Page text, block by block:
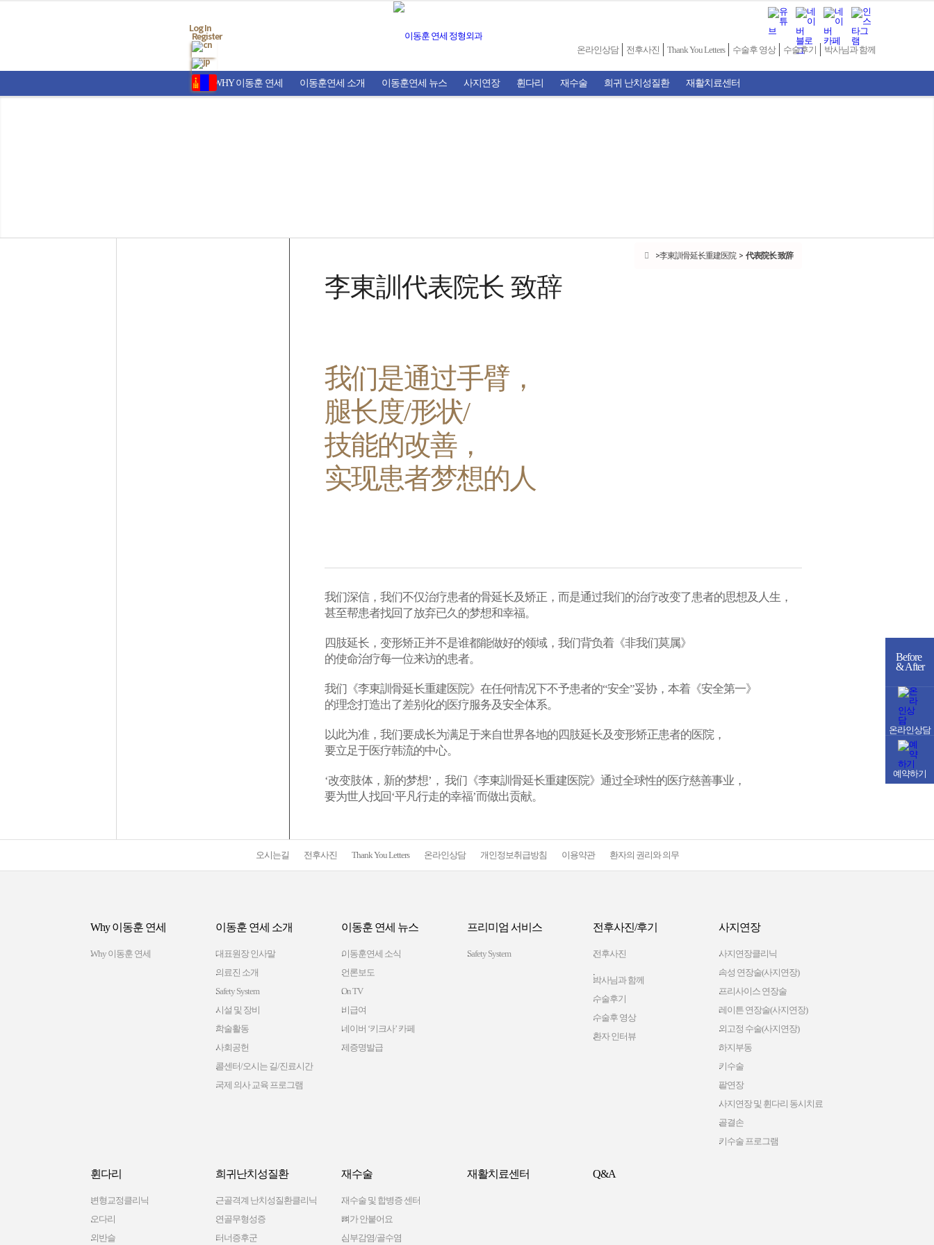
온라인상담 전후사진 Thank You Letters 수술후 영상 수술후기 박사님과 함께
Log In
Register
WHY 이동훈 연세 이동훈연세 소개 이동훈연세 뉴스 사지연장 휜다리 재수술 희귀 난치성질환 재활치료센터
李東訓骨延长重建医院 代表院长 致辞
李東訓代表院长 致辞
我们是通过手臂，
腿长度/形状/
技能的改善，
实现患者梦想的人
我们深信，我们不仅治疗患者的骨延长及矫正，而是通过我们的治疗改变了患者的思想及人生，
甚至帮患者找回了放弃已久的梦想和幸福。
四肢延长，变形矫正并不是谁都能做好的领域，我们背负着《非我们莫属》
的使命治疗每一位来访的患者。
我们《李東訓骨延长重建医院》在任何情况下不予患者的“安全”妥协，本着《安全第一》
的理念打造出了差别化的医疗服务及安全体系。
以此为准，我们要成长为满足于来自世界各地的四肢延长及变形矫正患者的医院，
要立足于医疗韩流的中心。
‘改变肢体，新的梦想’， 我们《李東訓骨延长重建医院》通过全球性的医疗慈善事业，
要为世人找回‘平凡行走的幸福’而做出贡献。
오시는길 전후사진 Thank You Letters 온라인상담 개인정보취급방침 이용약관 환자의 권리와 의무
Why 이동훈 연세
Why 이동훈 연세
이동훈 연세 소개
대표원장 인사말
의료진 소개
Safety System
시설 및 장비
학술활동
사회공헌
콜센터/오시는 길/진료시간
국제 의사 교육 프로그램
이동훈 연세 뉴스
이동훈연세 소식
언론보도
On TV
비급여
네이버 ‘키크사’ 카페
제증명발급
프리미엄 서비스
Safety System
전후사진/후기
전후사진
박사님과 함께
수술후기
수술후 영상
환자 인터뷰
사지연장
사지연장클리닉
속성 연장술(사지연장)
프리사이스 연장술
레이튼 연장술(사지연장)
외고정 수술(사지연장)
하지부동
키수술
팔연장
사지연장 및 휜다리 동시치료
골결손
키수술 프로그램
휜다리
변형교정클리닉
오다리
외반슬
희귀난치성질환
근골격계 난치성질환클리닉
연골무형성증
터너증후군
재수술
재수술 및 합병증 센터
뼈가 안붙어요
심부감염/골수염
재활치료센터 Q&A
Before
& After
온라인상담
예약하기